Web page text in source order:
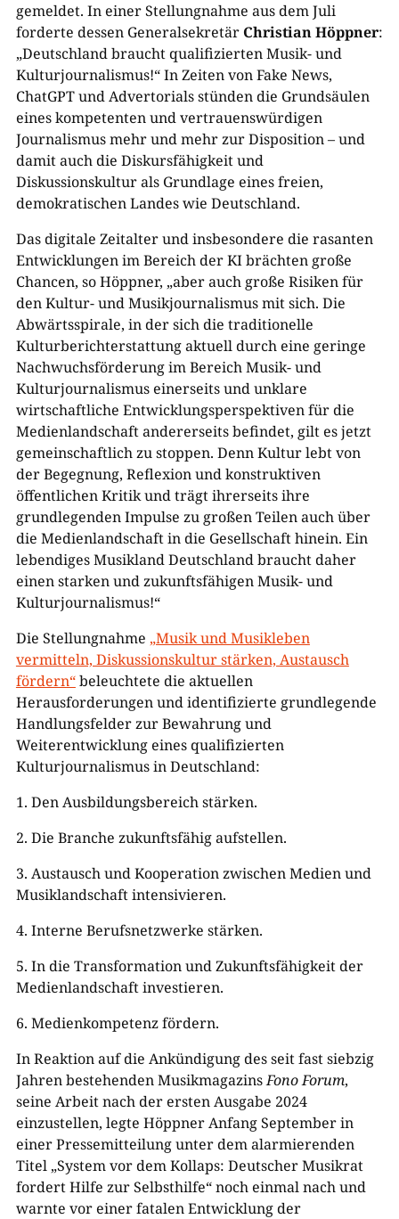
gemeldet. In einer Stellungnahme aus dem Juli
forderte dessen Generalsekretär Christian Höppner:
„Deutschland braucht qualifizierten Musik- und
Kulturjournalismus!“ In Zeiten von Fake News,
ChatGPT und Advertorials stünden die Grundsäulen
eines kompetenten und vertrauenswürdigen
Journalismus mehr und mehr zur Disposition – und
damit auch die Diskursfähigkeit und
Diskussionskultur als Grundlage eines freien,
demokratischen Landes wie Deutschland.
Das digitale Zeitalter und insbesondere die rasanten
Entwicklungen im Bereich der KI brächten große
Chancen, so Höppner, „aber auch große Risiken für
den Kultur- und Musikjournalismus mit sich. Die
Abwärtsspirale, in der sich die traditionelle
Kulturberichterstattung aktuell durch eine geringe
Nachwuchsförderung im Bereich Musik- und
Kulturjournalismus einerseits und unklare
wirtschaftliche Entwicklungsperspektiven für die
Medienlandschaft andererseits befindet, gilt es jetzt
gemeinschaftlich zu stoppen. Denn Kultur lebt von
der Begegnung, Reflexion und konstruktiven
öffentlichen Kritik und trägt ihrerseits ihre
grundlegenden Impulse zu großen Teilen auch über
die Medienlandschaft in die Gesellschaft hinein. Ein
lebendiges Musikland Deutschland braucht daher
einen starken und zukunftsfähigen Musik- und
Kulturjournalismus!“
Die Stellungnahme „Musik und Musikleben
vermitteln, Diskussionskultur stärken, Austausch
fördern“beleuchtete die aktuellen
Herausforderungen und identifizierte grundlegende
Handlungsfelder zur Bewahrung und
Weiterentwicklung eines qualifizierten
Kulturjournalismus in Deutschland:
1. Den Ausbildungsbereich stärken.
2. Die Branche zukunftsfähig aufstellen.
3. Austausch und Kooperation zwischen Medien und
Musiklandschaft intensivieren.
4. Interne Berufsnetzwerke stärken.
5. In die Transformation und Zukunftsfähigkeit der
Medienlandschaft investieren.
6. Medienkompetenz fördern.
In Reaktion auf die Ankündigung des seit fast siebzig
Jahren bestehenden MusikmagazinsFono Forum,
seine Arbeit nach der ersten Ausgabe 2024
einzustellen, legte Höppner Anfang September in
einer Pressemitteilung unter dem alarmierenden
Titel „System vor dem Kollaps: Deutscher Musikrat
fordert Hilfe zur Selbsthilfe“ noch einmal nach und
warnte vor einer fatalen Entwicklung der